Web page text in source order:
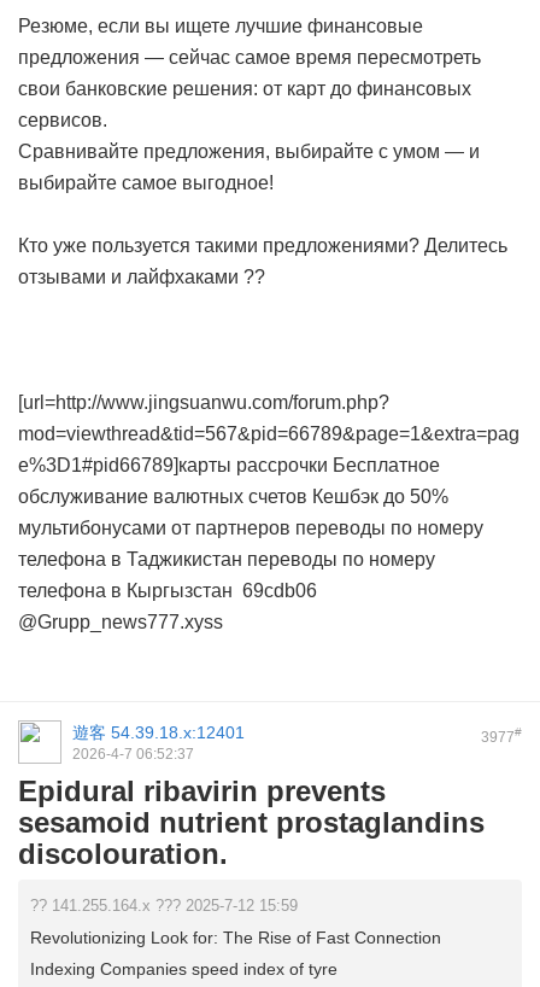
Резюме, если вы ищете лучшие финансовые
предложения — сейчас самое время пересмотреть
свои банковские решения: от карт до финансовых
сервисов.
Сравнивайте предложения, выбирайте с умом — и
выбирайте самое выгодное!
Кто уже пользуется такими предложениями? Делитесь
отзывами и лайфхаками ??
[url=http://www.jingsuanwu.com/forum.php?
mod=viewthread&tid=567&pid=66789&page=1&extra=pag
e%3D1#pid66789]карты рассрочки Бесплатное
обслуживание валютных счетов Кешбэк до 50%
мультибонусами от партнеров переводы по номеру
телефона в Таджикистан переводы по номеру
телефона в Кыргызстан 69cdb06
@Grupp_news777.xyss
3977#
遊客 54.39.18.x:12401
2026-4-7 06:52:37
Epidural ribavirin prevents
sesamoid nutrient prostaglandins
discolouration.
?? 141.255.164.x ??? 2025-7-12 15:59
Revolutionizing Look for: The Rise of Fast Connection
Indexing Companies speed index of tyre